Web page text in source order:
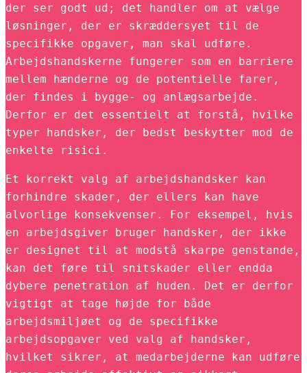
der ser godt ud; det handler om at vælge
løsninger, der er skræddersyet til de
specifikke opgaver, man skal udføre.
Arbejdshandskerne fungerer som en barriere
mellem hænderne og de potentielle farer,
der findes i bygge- og anlægsarbejde.
Derfor er det essentielt at forstå, hvilke
typer handsker, der bedst beskytter mod de
enkelte risici.
Et korrekt valg af arbejdshandsker kan
forhindre skader, der ellers kan have
alvorlige konsekvenser. For eksempel, hvis
en arbejdsgiver bruger handsker, der ikke
er designet til at modstå skarpe genstande,
kan det føre til snitskader eller endda
dybere penetration af huden. Det er derfor
vigtigt at tage højde for både
arbejdsmiljøet og de specifikke
arbejdsopgaver ved valg af handsker,
hvilket sikrer, at medarbejderne kan udføre